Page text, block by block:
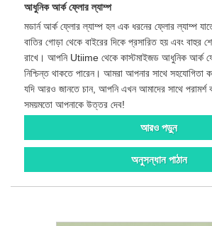
আধুনিক আর্ক ফ্লোর ল্যাম্প
মডার্ন আর্ক ফ্লোর ল্যাম্প হল এক ধরনের ফ্লোর ল্যাম্প
বাতির গোড়া থেকে বাইরের দিকে প্রসারিত হয় এবং বাহুর
রাখে। আপনি Utiime থেকে কাস্টমাইজড আধুনিক আর্ক
নিশ্চিন্ত থাকতে পারেন। আমরা আপনার সাথে সহযোগিতা
যদি আরও জানতে চান, আপনি এখন আমাদের সাথে পরামর্শ
সময়মতো আপনাকে উত্তর দেব!
আরও পড়ুন
অনুসন্ধান পাঠান